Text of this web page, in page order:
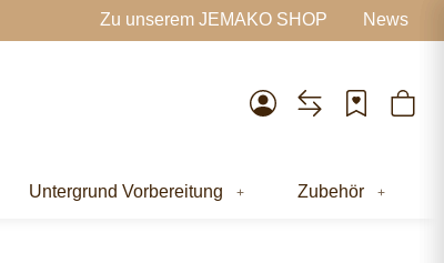
Zu unserem JEMAKO SHOP News
Untergrund Vorbereitung Zubehör